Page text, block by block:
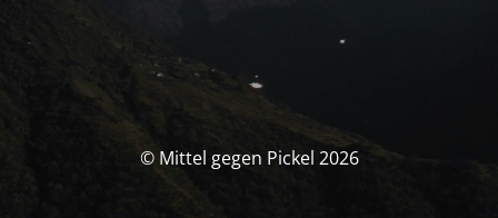
© Mittel gegen Pickel 2026